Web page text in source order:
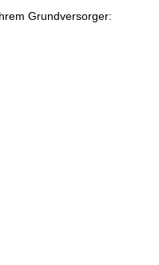
Grundversorger: